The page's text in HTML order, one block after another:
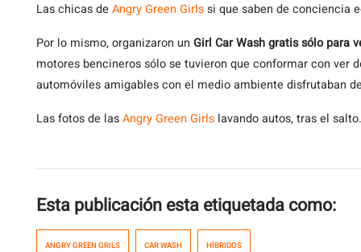
Laschicas de Angry Green Girlssi que saben de conciencia
Por lo mismo, organizaron un Girl Car Wash gratis sólo para
motores bencineros sólo se tuvieron que conformar con ver
automóviles amigables con el medio ambiente disfrutaban
Las fotos de lasAngry Green Girls lavando autos, tras el salto.
Esta publicación esta etiquetada como:
ANGRY GREEN GRILS CAR WASH HÍBRIDOS